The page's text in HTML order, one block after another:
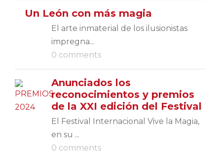
Un León con más magia
El arte inmaterial de los ilusionistas
impregna...
0 comments
Anunciados los
reconocimientos y premios
de la XXI edición del Festival
El Festival Internacional Vive la Magia,
en su ...
0 comments